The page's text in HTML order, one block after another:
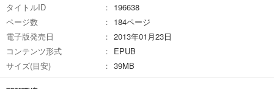
タイトルID
196638
ページ数
184ページ
電子版発売日
2013年01月23日
コンテンツ形式
EPUB
サイズ(目安)
39MB